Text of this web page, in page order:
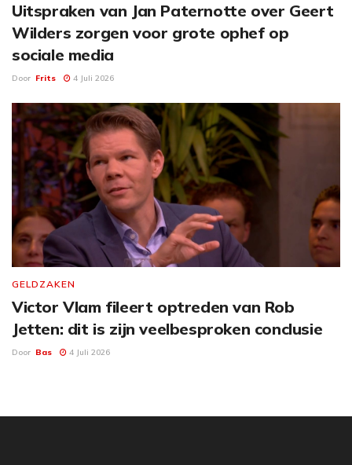
Uitspraken van Jan Paternotte over Geert
Wilders zorgen voor grote ophef op
sociale media
Door Frits 4 Juli 2026
GELDZAKEN
Victor Vlam fileert optreden van Rob
Jetten: dit is zijn veelbesproken conclusie
Door Bas 4 Juli 2026